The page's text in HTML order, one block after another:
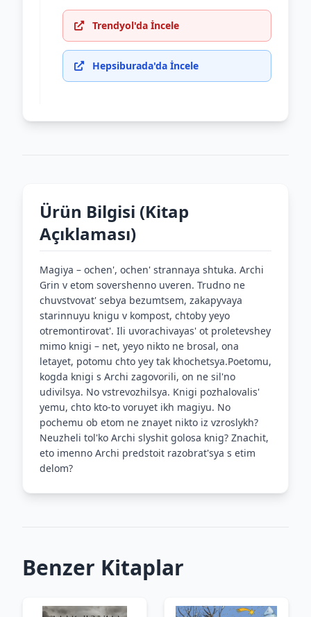
Trendyol'da İncele
Hepsiburada'da İncele
Ürün Bilgisi (Kitap
Açıklaması)
Magiya – ochen', ochen' strannaya shtuka. Archi
Grin v etom sovershenno uveren. Trudno ne
chuvstvovat' sebya bezumtsem, zakapyvaya
starinnuyu knigu v kompost, chtoby yeyo
otremontirovat'. Ili uvorachivayas' ot proletevshey
mimo knigi – net, yeyo nikto ne brosal, ona
letayet, potomu chto yey tak khochetsya.Poetomu,
kogda knigi s Archi zagovorili, on ne sil'no
udivilsya. No vstrevozhilsya. Knigi pozhalovalis'
yemu, chto kto-to voruyet ikh magiyu. No
pochemu ob etom ne znayet nikto iz vzroslykh?
Neuzheli tol'ko Archi slyshit golosa knig? Znachit,
eto imenno Archi predstoit razobrat'sya s etim
delom?
Benzer Kitaplar